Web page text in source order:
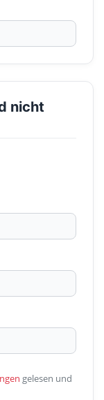
nicht
gelesen und